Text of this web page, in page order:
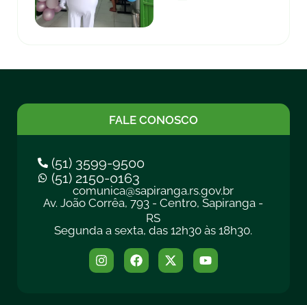
FALE CONOSCO
(51) 3599-9500
(51) 2150-0163
comunica@sapiranga.rs.gov.br
Av. João Corrêa, 793 - Centro, Sapiranga -
RS
Segunda a sexta, das 12h30 às 18h30.